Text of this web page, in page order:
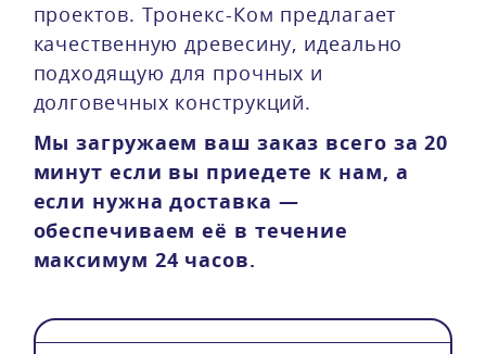
проектов. Тронекс-Ком предлагает
качественную древесину, идеально
подходящую для прочных и
долговечных конструкций.
Мы загружаем ваш заказ всего за 20
минут если вы приедете к нам, а
если нужна доставка —
обеспечиваем её в течение
максимум 24 часов.